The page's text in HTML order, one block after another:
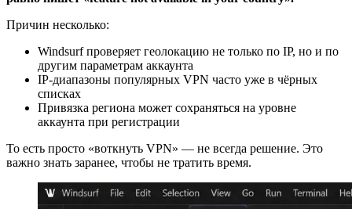
Причин несколько:
Windsurfпроверяет геолокацию не только по IP, но и по
другим параметрам аккаунта
IP-диапазоны популярных VPN часто уже в чёрных
списках
Привязка региона может сохраняться на уровне
аккаунта при регистрации
То есть просто «воткнуть VPN» — не всегда решение. Это
важно знать заранее, чтобы не тратить время.